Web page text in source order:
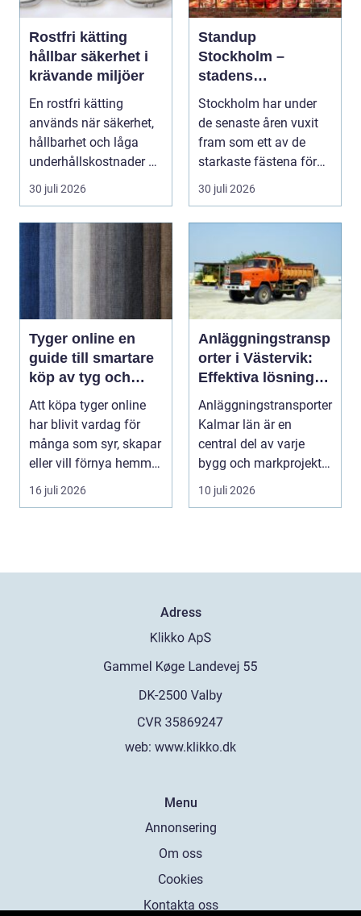
Rostfri kätting
hållbar säkerhet i
krävande miljöer
En rostfri kätting
används när säkerhet,
hållbarhet och låga
underhållskostnader är
viktigare än läg...
30 juli 2026
Standup
Stockholm –
stadens
vardagsrum för
skratt
Stockholm har under
de senaste åren vuxit
fram som ett av de
starkaste fästena för
s...
30 juli 2026
Tyger online en
guide till smartare
köp av tyg och
hemtextil
Att köpa tyger online
har blivit vardag för
många som syr, skapar
eller vill förnya hemmet
utan att ...
16 juli 2026
Anläggningstransp
orter i Västervik:
Effektiva lösningar
för bygg och
markarbete
Anläggningstransporter
Kalmar län är en
central del av varje
bygg och markprojekt i
o...
10 juli 2026
Adress
web: www.klikko.dk
Menu
Annonsering
Om oss
Cookies
Kontakta oss